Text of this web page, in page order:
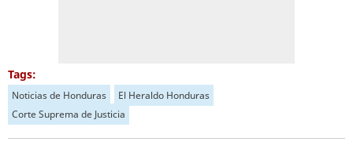
Tags:
Noticias de Honduras
El Heraldo Honduras
Corte Suprema de Justicia